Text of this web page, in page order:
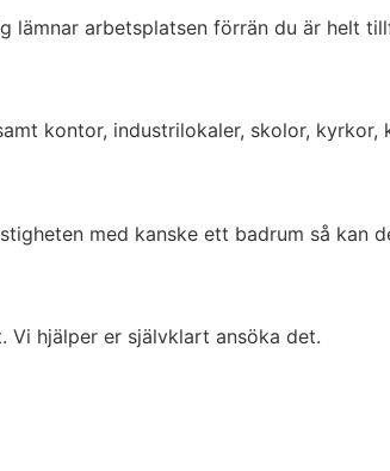
lämnar arbetsplatsen förrän du är helt
kontor, industrilokaler, skolor, kyrkor,
med kanske ett badrum så kan
Vi hjälper er självklart ansöka det.